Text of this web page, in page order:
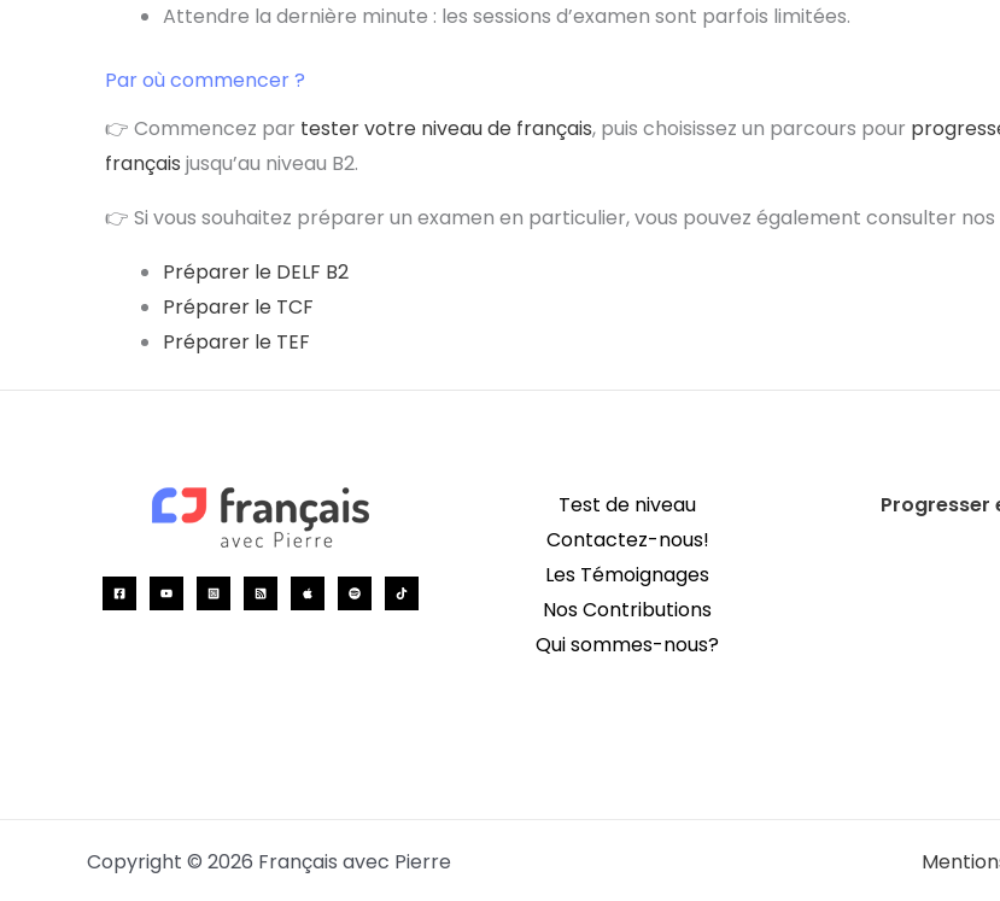
Attendre la dernière minute : les sessions d’examen sont parfois limitées.
Par où commencer ?
👉 Commencez par tester votre niveau de français, puis choisissez un parcours pour
français jusqu’au niveau B2.
👉 Si vous souhaitez préparer un examen en particulier, vous pouvez également consulter nos
Préparer le DELF B2
Préparer le TCF
Préparer le TEF
Test de niveau
Contactez-nous!
Les Témoignages
Nos Contributions
Qui sommes-nous?
Progresser
Copyright © 2026 Français avec Pierre